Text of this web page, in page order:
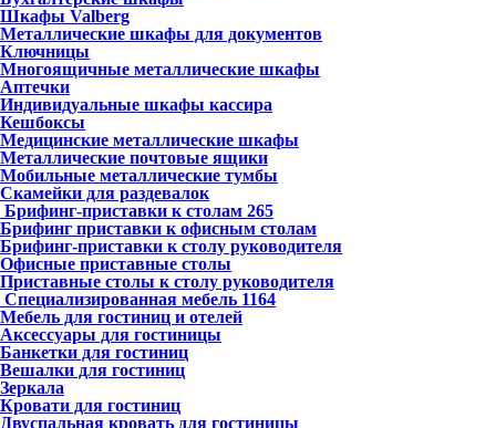
Шкафы Valberg
Металлические шкафы для документов
Ключницы
Многоящичные металлические шкафы
Аптечки
Индивидуальные шкафы кассира
Кешбоксы
Медицинские металлические шкафы
Металлические почтовые ящики
Мобильные металлические тумбы
Скамейки для раздевалок
Брифинг-приставки к столам 265
Брифинг приставки к офисным столам
Брифинг-приставки к столу руководителя
Офисные приставные столы
Приставные столы к столу руководителя
Специализированная мебель 1164
Мебель для гостиниц и отелей
Аксессуары для гостиницы
Банкетки для гостиниц
Вешалки для гостиниц
Зеркала
Кровати для гостиниц
Двуспальная кровать для гостиницы